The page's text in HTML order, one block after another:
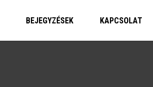
BEJEGYZÉSEK KAPCSOLAT